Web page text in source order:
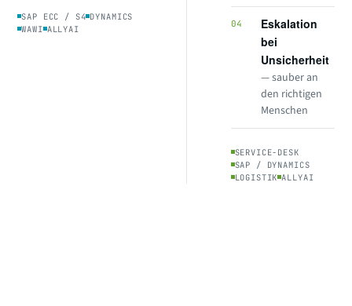
SAP ECC / S4 DYNAMICS
WAWI ALLYAI 04
Eskalation
bei
Unsicherheit
— sauber an
den richtigen
Menschen
SERVICE-DESK
SAP / DYNAMICS
LOGISTIK ALLYAI